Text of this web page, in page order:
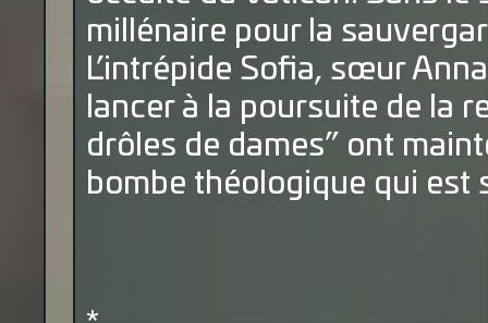
millénaire pour la
L’intrépide Sofia, sœur
lancer à la poursuite de la
drôles de dames” ont
bombe théologique qui est